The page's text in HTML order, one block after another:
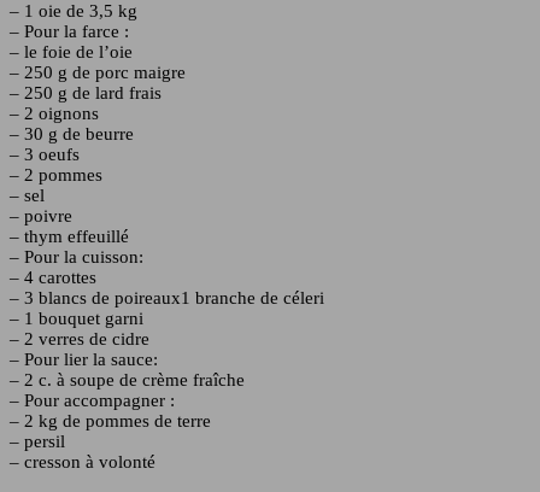
– 1 oie de 3,5 kg
– Pour la farce :
– le foie de l’oie
– 250 g de porc maigre
– 250 g de lard frais
– 2 oignons
– 30 g de beurre
– 3 oeufs
– 2 pommes
– sel
– poivre
– thym effeuillé
– Pour la cuisson:
– 4 carottes
– 3 blancs de poireaux1 branche de céleri
– 1 bouquet garni
– 2 verres de cidre
– Pour lier la sauce:
– 2 c. à soupe de crème fraîche
– Pour accompagner :
– 2 kg de pommes de terre
– persil
– cresson à volonté